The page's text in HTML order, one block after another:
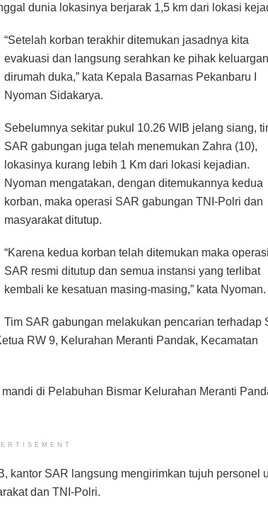
dunia lokasinya berjarak 1,5 km dari lokasi
“Setelah korban terakhir ditemukan jasadnya kita
evakuasi dan langsung serahkan ke pihak
dirumah duka,” kata Kepala Basarnas Pekanbaru I
Nyoman Sidakarya.
Sebelumnya sekitar pukul 10.26 WIB jelang siang,
SAR gabungan juga telah menemukan Zahra (10),
lokasinya kurang lebih 1 Km dari lokasi kejadian.
Nyoman mengatakan, dengan ditemukannya kedua
korban, maka operasi SAR gabungan TNI-Polri dan
masyarakat ditutup.
“Karena kedua korban telah ditemukan maka operasi
SAR resmi ditutup dan semua instansi yang terlibat
kembali ke kesatuan masing-masing,” kata Nyoman.
Tim SAR gabungan melakukan pencarian terhadap
RW 9, Kelurahan Meranti Pandak, Kecamatan
di Pelabuhan Bismar Kelurahan Meranti
kantor SAR langsung mengirimkan tujuh personel
dan TNI-Polri.